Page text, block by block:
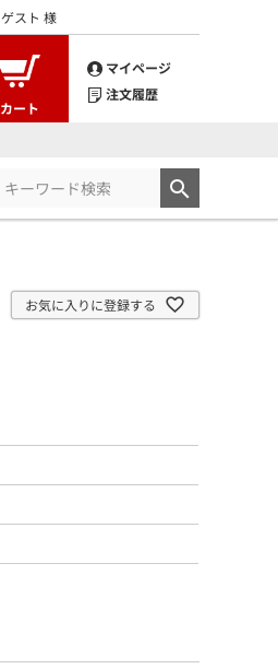
ゲスト 様
カート
マイページ
注文履歴
お気に入りに登録する